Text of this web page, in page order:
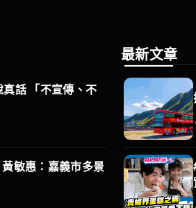
話 「不宣傳、不
敏惠：嘉義市多景
最新文章